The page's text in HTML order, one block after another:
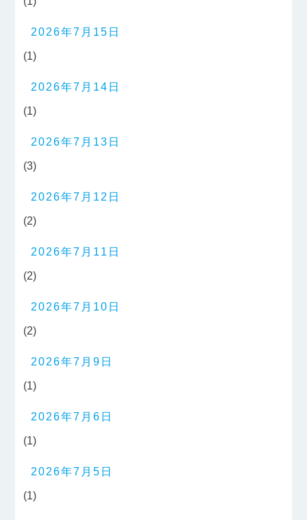
2026年7月15日
(1)
2026年7月14日
(1)
2026年7月13日
(3)
2026年7月12日
(2)
2026年7月11日
(2)
2026年7月10日
(2)
2026年7月9日
(1)
2026年7月6日
(1)
2026年7月5日
(1)